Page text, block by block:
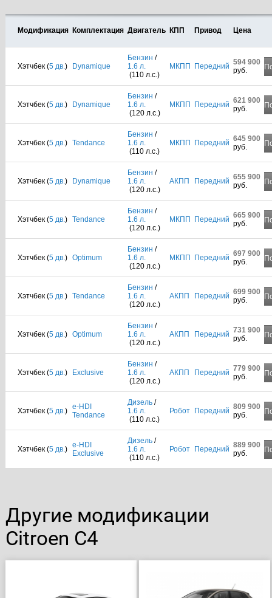
Модификация Комплектация Двигатель КПП Привод Цена
Хэтчбек (5 дв.) Dynamique
Бензин /
1.6 л.
(110 л.с.)
МКПП Передний 594 900
руб.
Хэтчбек (5 дв.) Dynamique
Бензин /
1.6 л.
(120 л.с.)
МКПП Передний 621 900
руб.
Хэтчбек (5 дв.) Tendance
Бензин /
1.6 л.
(110 л.с.)
МКПП Передний 645 900
руб.
Хэтчбек (5 дв.) Dynamique
Бензин /
1.6 л.
(120 л.с.)
АКПП Передний 655 900
руб.
Хэтчбек (5 дв.) Tendance
Бензин /
1.6 л.
(120 л.с.)
МКПП Передний 665 900
руб.
Хэтчбек (5 дв.) Optimum
Бензин /
1.6 л.
(120 л.с.)
МКПП Передний 697 900
руб.
Хэтчбек (5 дв.) Tendance
Бензин /
1.6 л.
(120 л.с.)
АКПП Передний 699 900
руб.
Хэтчбек (5 дв.) Optimum
Бензин /
1.6 л.
(120 л.с.)
АКПП Передний 731 900
руб.
Хэтчбек (5 дв.) Exclusive
Бензин /
1.6 л.
(120 л.с.)
АКПП Передний 779 900
руб.
Хэтчбек (5 дв.) e-HDI
Tendance
Дизель/
1.6 л.
(110 л.с.)
Робот Передний 809 900
руб.
Хэтчбек (5 дв.) e-HDI
Exclusive
Дизель/
1.6 л.
(110 л.с.)
Робот Передний 889 900
руб.
Другие модификации
Citroen C4